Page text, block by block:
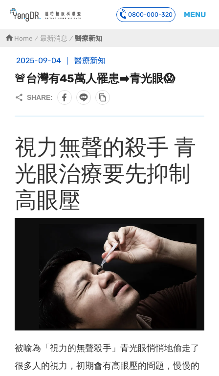
到主要內容
0800-000-320 MENU
Home 最新消息 醫療新知
2025-09-04 醫療新知
🚨台灣有45萬人罹患➡️青光眼😱
視力無聲的殺手 青
光眼治療要先抑制
高眼壓
被喻為「視力的無聲殺手」青光眼悄悄地偷走了
很多人的視力，初期會有高眼壓的問題，慢慢的